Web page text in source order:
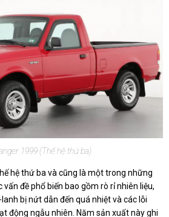
1999 (Thế hệ thứ ba)
hệ thứ ba và cũng là một trong những
vấn đề phổ biến bao gồm rò rỉ nhiên liệu,
bị nứt dẫn đến quá nhiệt và các lỗi
động ngẫu nhiên. Năm sản xuất này ghi